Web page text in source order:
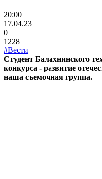
20:00
17.04.23
0
1228
#Вести
Студент Балахнинского
конкурса - развитие
наша съемочная группа.